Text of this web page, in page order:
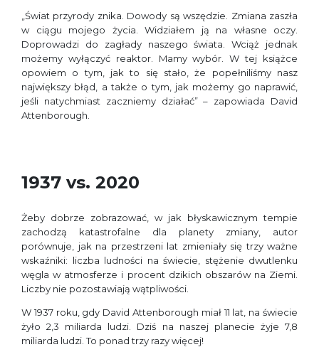
„Świat przyrody znika. Dowody są wszędzie. Zmiana zaszła
w ciągu mojego życia. Widziałem ją na własne oczy.
Doprowadzi do zagłady naszego świata. Wciąż jednak
możemy wyłączyć reaktor. Mamy wybór. W tej książce
opowiem o tym, jak to się stało, że popełniliśmy nasz
największy błąd, a także o tym, jak możemy go naprawić,
jeśli natychmiast zaczniemy działać” – zapowiada David
Attenborough.
1937 vs. 2020
Żeby dobrze zobrazować, w jak błyskawicznym tempie
zachodzą katastrofalne dla planety zmiany, autor
porównuje, jak na przestrzeni lat zmieniały się trzy ważne
wskaźniki: liczba ludności na świecie, stężenie dwutlenku
węgla w atmosferze i procent dzikich obszarów na Ziemi.
Liczby nie pozostawiają wątpliwości.
W 1937 roku, gdy David Attenborough miał 11 lat, na świecie
żyło 2,3 miliarda ludzi. Dziś na naszej planecie żyje 7,8
miliarda ludzi. To ponad trzy razy więcej!